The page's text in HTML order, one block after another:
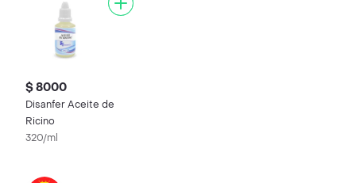
$ 8000
Disanfer Aceite de
Ricino
320/ml